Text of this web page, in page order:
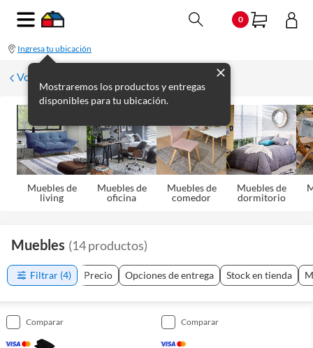
0
Ingresa tu ubicación
Mostraremos los productos y entregas
disponibles para tu ubicación.
Volver
Muebles de
living
Muebles de
oficina
Muebles de
comedor
Muebles de
dormitorio
Muebles (14productos)
Filtrar (4) Precio Opciones de entrega Stock en tienda
comparar comparar